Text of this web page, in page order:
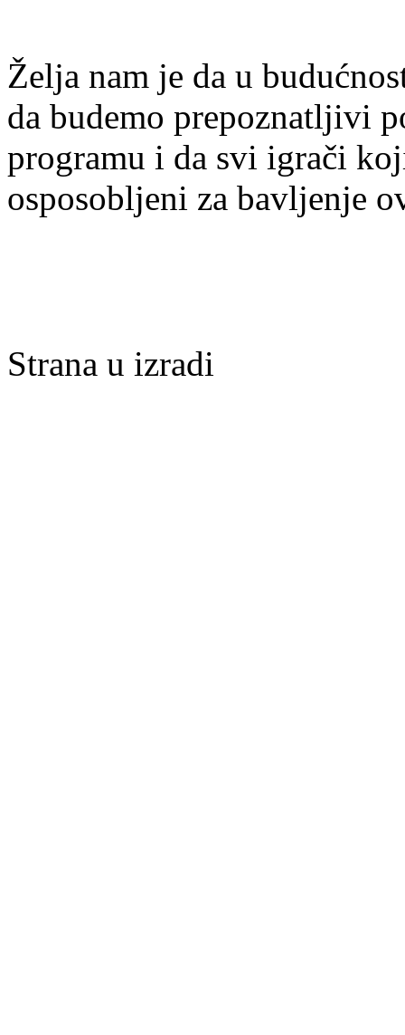
Želja nam je da u
da budemo prepoznatljivi
programu i da svi igrači
osposobljeni za bavljenje
Strana u izradi